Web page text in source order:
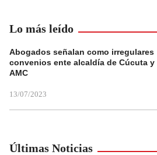
Lo más leído
Abogados señalan como irregulares
convenios ente alcaldía de Cúcuta y
AMC
13/07/2023
Últimas Noticias